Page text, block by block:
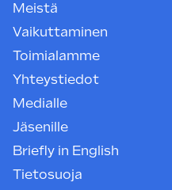
Meistä
Vaikuttaminen
Toimialamme
Yhteystiedot
Medialle
Jäsenille
Briefly in English
Tietosuoja